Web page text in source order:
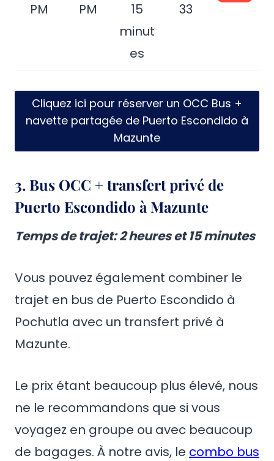
PM
PM
15
minut
es
33
Cliquez ici pour réserver un OCC Bus +
navette partagée de Puerto Escondido à
Mazunte
3. Bus OCC + transfert privé de
Puerto Escondido à Mazunte
Temps de trajet: 2 heures et 15 minutes
Vous pouvez également combiner le
trajet en bus de Puerto Escondido à
Pochutla avec un transfert privé à
Mazunte.
Le prix étant beaucoup plus élevé, nous
ne le recommandons que si vous
voyagez en groupe ou avec beaucoup
de bagages. À notre avis, le combo bus